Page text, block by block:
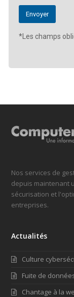
*Les champs
Nos services de
depuis maintenant
sécurisation et
entreprises.
Actualités
Culture
Fuite de
Chantage à la